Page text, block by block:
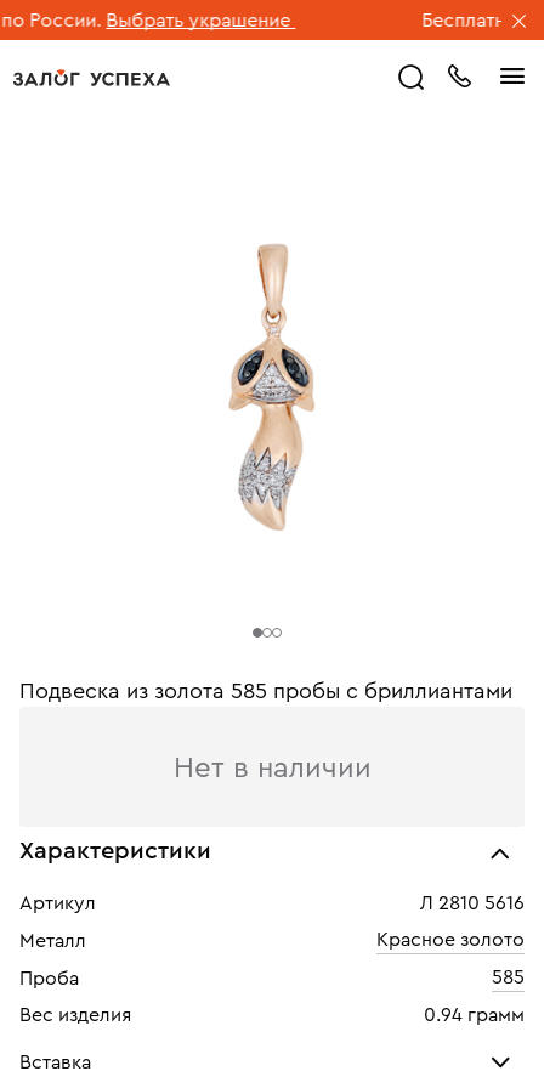
России. Выбрать украшение Бесплатная
Подвеска из золота 585 пробы c бриллиантами
Нет в наличии
Характеристики
Артикул
Л 2810 5616
Металл
Красное золото
Проба
585
Вес изделия
0.94 грамм
Вставка